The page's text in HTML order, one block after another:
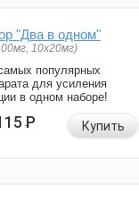
"Два в одном"
10x20мг)
популярных
для усиления
в одном наборе!
Р Купить